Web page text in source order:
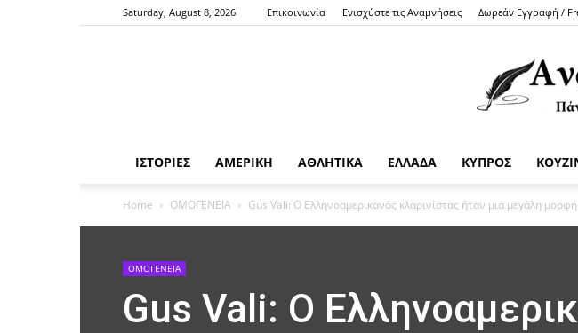
Saturday, August 8, 2026 Επικοινωνία Ενισχύστε τις Αναμνήσεις Δωρεάν Εγγραφή /
ΙΣΤΟΡΙΕΣ ΑΜΕΡΙΚΗ ΑΘΛΗΤΙΚΑ ΕΛΛΑΔΑ ΚΥΠΡΟΣ
Home ΟΜΟΓΕΝΕΙΑ Gus Vali: Ο Ελληνοαμερικανός κλαρινίστας ήταν μια μεγάλη
ΟΜΟΓΕΝΕΙΑ
Gus Vali: Ο